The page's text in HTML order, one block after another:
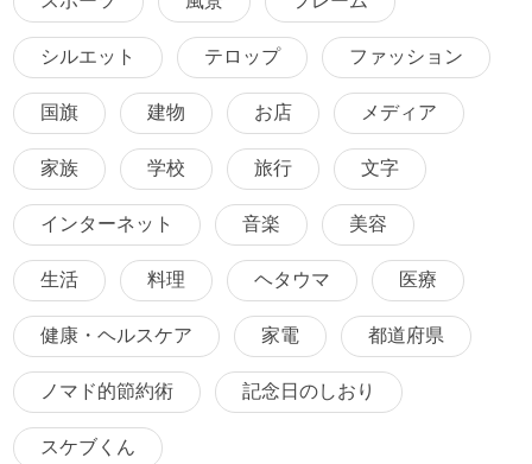
シルエット テロップ ファッション
国旗 建物 お店 メディア
家族 学校 旅行 文字
インターネット 音楽 美容
生活 料理 ヘタウマ 医療
健康・ヘルスケア 家電 都道府県
ノマド的節約術 記念日のしおり
スケブくん